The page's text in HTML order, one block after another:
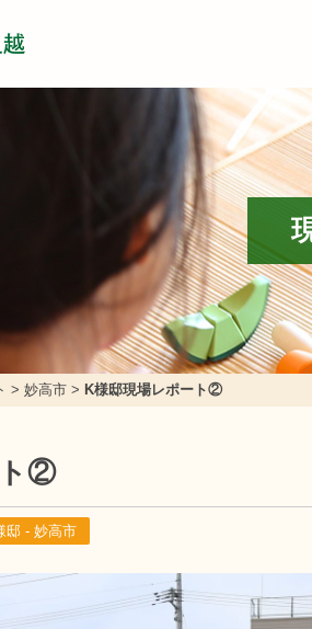
> 妙高市 > K様邸現場レポート②
ト②
邸 - 妙高市